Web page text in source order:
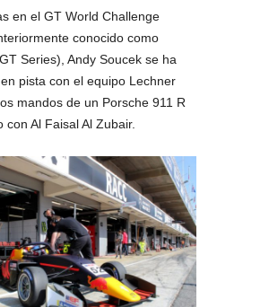
en el GT World Challenge
conocido como
Series), Andy Soucek se ha
pista con el equipo Lechner
mandos de un Porsche 911 R
con Al Faisal Al Zubair.